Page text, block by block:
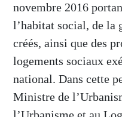
novembre 2016
l’habitat social, de la
créés, ainsi que des
logements sociaux
national. Dans cette
Ministre de